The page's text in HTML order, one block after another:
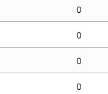
0
0
0
0